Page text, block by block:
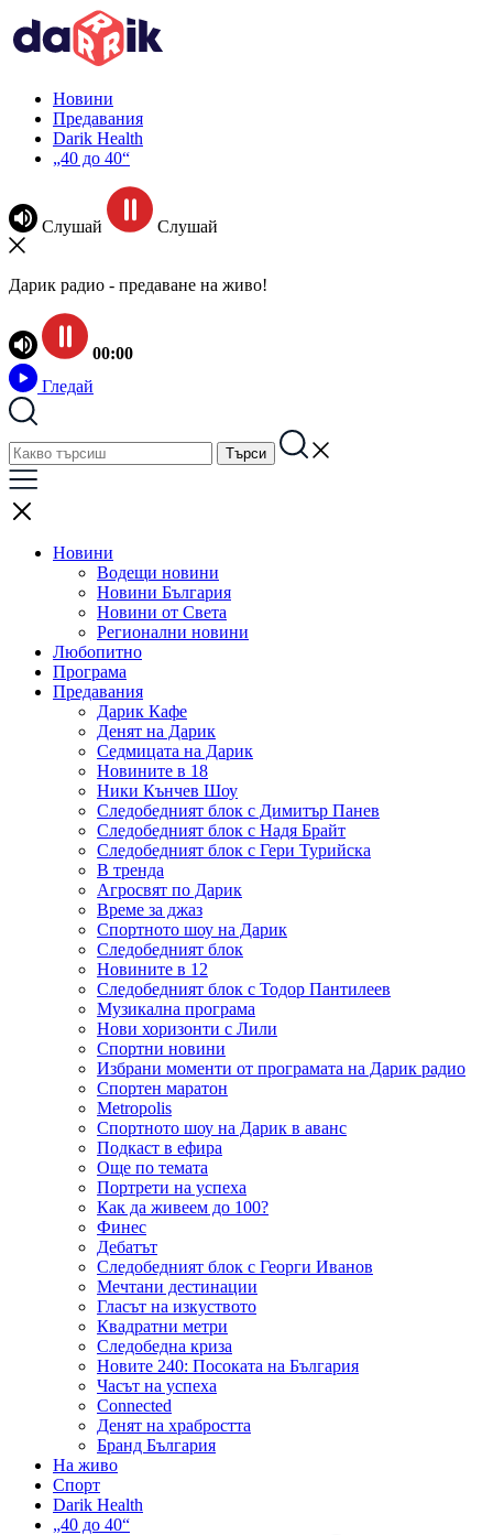
Новини
Предавания
Darik Health
„40 до 40“
Слушай Слушай
Дарик радио - предаване на живо!
00:00
Гледай
Новини
Водещи новини
Новини България
Новини от Света
Регионални новини
Любопитно
Програма
Предавания
Дарик Кафе
Денят на Дарик
Седмицата на Дарик
Новините в 18
Ники Кънчев Шоу
Следобедният блок с Димитър Панев
Следобедният блок с Надя Брайт
Следобедният блок с Гери Турийска
В тренда
Агросвят по Дарик
Време за джаз
Спортното шоу на Дарик
Следобедният блок
Новините в 12
Следобедният блок с Тодор Пантилеев
Музикална програма
Нови хоризонти с Лили
Спортни новини
Избрани моменти от програмата на Дарик радио
Спортен маратон
Metropolis
Спортното шоу на Дарик в аванс
Подкаст в ефира
Още по темата
Портрети на успеха
Как да живеем до 100?
Финес
Дебатът
Следобедният блок с Георги Иванов
Мечтани дестинации
Гласът на изкуството
Квадратни метри
Следобедна криза
Новите 240: Посоката на България
Часът на успеха
Connected
Денят на храбростта
Бранд България
На живо
Спорт
Darik Health
„40 до 40“